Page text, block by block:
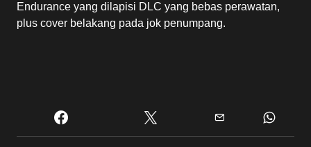
Endurance yang dilapisi DLC yang bebas perawatan,
plus cover belakang pada jok penumpang.